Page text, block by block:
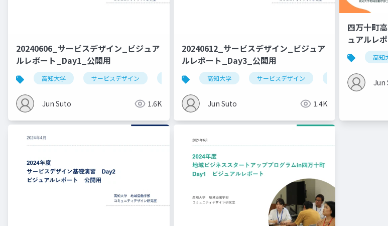
20240606_サービスデザイン_ビジュア
ルレポート_Day1_公開用
高知大学 サービスデザイン デザイン思考
Jun Suto 1.6K
20240612_サービスデザイン_ビジュア
ルレポート_Day3_公開用
高知大学 サービスデザイン デザイン思考
Jun Suto 1.4K
四万十町
ュアルレ
高知
Jun